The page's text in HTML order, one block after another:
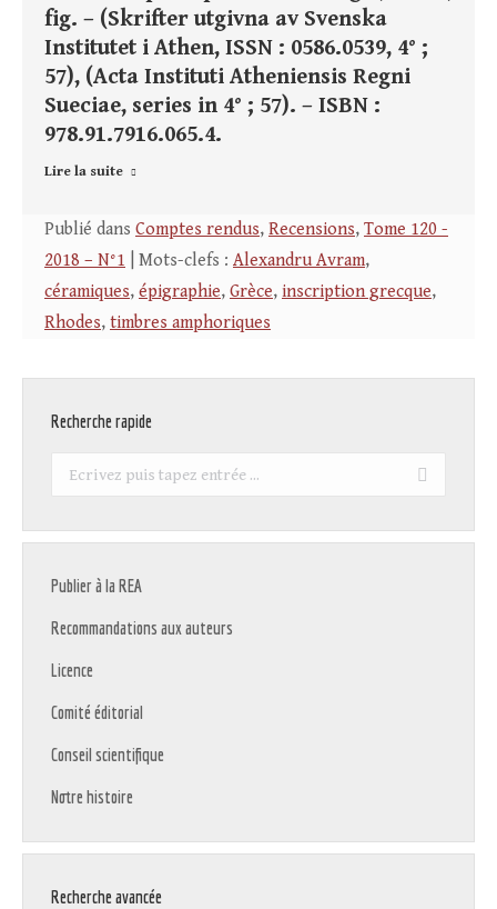
fig. – (Skrifter utgivna av Svenska
Institutet i Athen, ISSN : 0586.0539, 4° ;
57), (Acta Instituti Atheniensis Regni
Sueciae, series in 4° ; 57). – ISBN :
978.91.7916.065.4.
Lire la suite
Publié dans Comptes rendus, Recensions, Tome 120 -
2018 – N°1 | Mots-clefs : Alexandru Avram,
céramiques, épigraphie, Grèce, inscription grecque,
Rhodes, timbres amphoriques
Recherche rapide
Recherche
Publier à la REA
Recommandations aux auteurs
Licence
Comité éditorial
Conseil scientifique
Notre histoire
Recherche avancée